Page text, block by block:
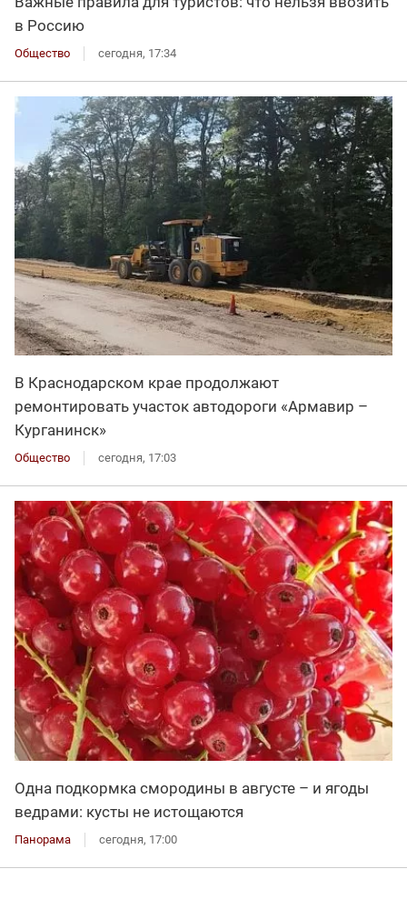
в Россию
Общество сегодня, 17:34
В Краснодарском крае продолжают
ремонтировать участок автодороги «Армавир –
Курганинск»
Общество сегодня, 17:03
Одна подкормка смородины в августе – и ягоды
ведрами: кусты не истощаются
Панорама сегодня, 17:00